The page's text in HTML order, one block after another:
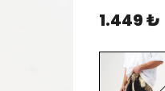
1.449 ₺